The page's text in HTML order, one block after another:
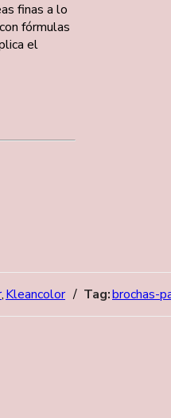
finas a lo
fórmulas
el
,Kleancolor Tag:brochas-